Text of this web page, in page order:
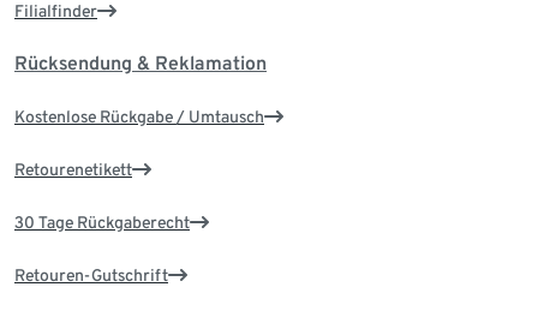
Filialfinder
Rücksendung & Reklamation
Kostenlose Rückgabe / Umtausch
Retourenetikett
30 Tage Rückgaberecht
Retouren-Gutschrift